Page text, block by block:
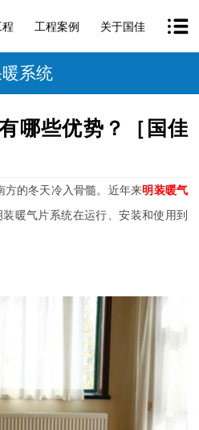
工程案例 关于国佳
系统
哪些优势？［国佳
方的冬天冷入骨髓。近年来明装暖气
暖气片系统在运行、安装和使用到